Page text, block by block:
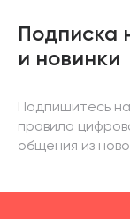
Подписка
и новинки
Подпишитесь
правила
общения из